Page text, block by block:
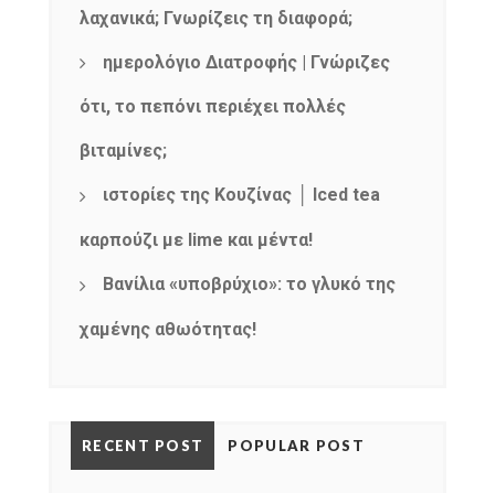
λαχανικά; Γνωρίζεις τη διαφορά;
ημερολόγιο Διατροφής | Γνώριζες
ότι, το πεπόνι περιέχει πολλές
βιταμίνες;
ιστορίες της Κουζίνας │ Iced tea
καρπούζι με lime και μέντα!
Βανίλια «υποβρύχιο»: το γλυκό της
χαμένης αθωότητας!
RECENT POST POPULAR POST